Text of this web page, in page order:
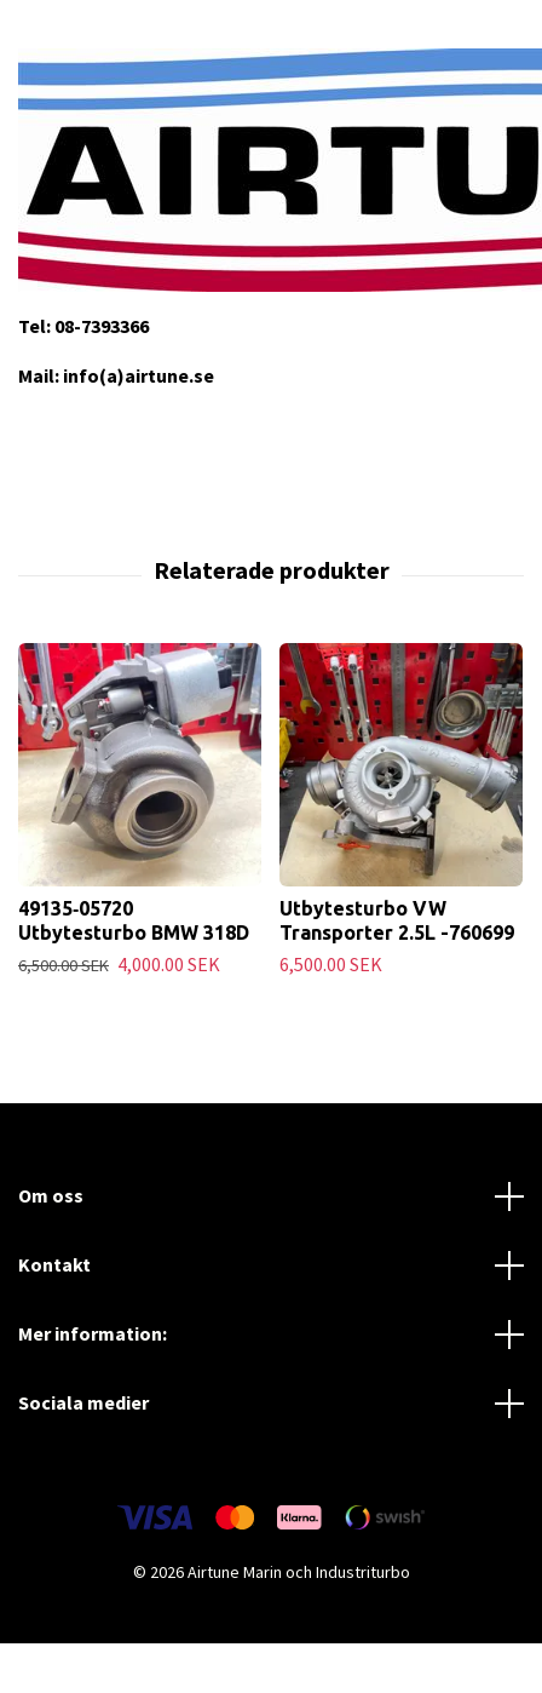
Tel: 08-7393366
Mail: info(a)airtune.se
49135‑05720
Utbytesturbo BMW 318D
6,500.00 SEK 4,000.00 SEK
Utbytesturbo VW
Transporter 2.5L -760699
6,500.00 SEK
Om oss
Kontakt
Mer information:
Sociala medier
© 2026 Airtune Marin och Industriturbo